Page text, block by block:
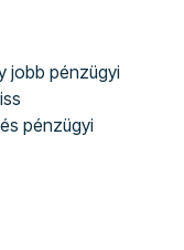
jobb pénzügyi
pénzügyi